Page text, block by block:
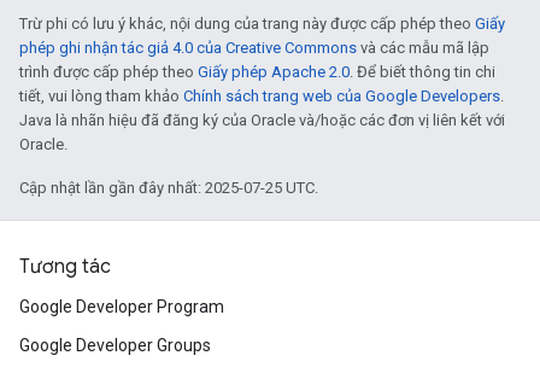
Trừ phi có lưu ý khác, nội dung của trang này được cấp phép theo Giấy
phép ghi nhận tác giả 4.0 của Creative Commons và các mẫu mã lập
trình được cấp phép theo Giấy phép Apache 2.0. Để biết thông tin chi
tiết, vui lòng tham khảo Chính sách trang web của Google Developers.
Java là nhãn hiệu đã đăng ký của Oracle và/hoặc các đơn vị liên kết với
Oracle.
Cập nhật lần gần đây nhất: 2025-07-25 UTC.
Tương tác
Google Developer Program
Google Developer Groups